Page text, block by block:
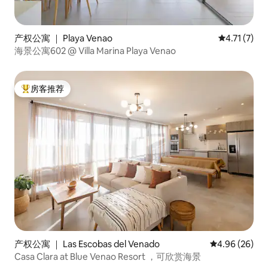
产权公寓 ｜ Playa Venao 平均评分
4.71 (7)
海景公寓602 @ Villa Marina Playa Venao
热门「房客推荐」
房客推荐
产权公寓 ｜ Las Escobas del Venado 平均评分 4.96
4.96 (26)
Casa Clara at Blue Venao Resort ，可欣赏海景